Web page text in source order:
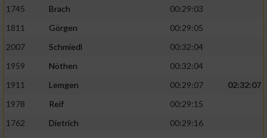
1745
Brach
00:29:03
1811
Görgen
00:29:05
2007
Schmiedl
00:32:04
1959
Nöthen
00:32:04
1911
Lemgen 00:29:07
02:32:07
1978
Reif
00:29:15
1762
Dietrich
00:29:16
personalisierter Werbung
von Inhalten
personalisierter Inhalte
Messung der Werbeleistung